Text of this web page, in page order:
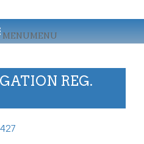
MENUMENU
REG.